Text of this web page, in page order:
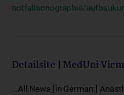
notfallsonographie/
Detailsite | MedUni
...All News [in German:]